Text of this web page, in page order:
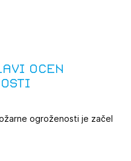
ocen
ogroženosti je začel